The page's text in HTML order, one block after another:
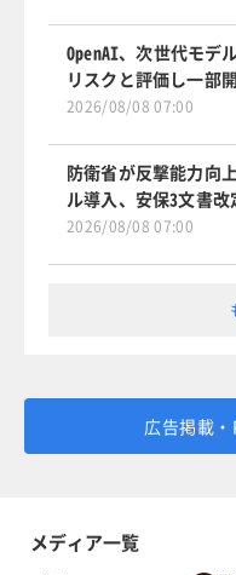
OpenAI、次世代モデ
リスクと評価し一部
2026/08/08 07:00
防衛省が反撃能力向
ル導入、安保3文書改
2026/08/08 07:00
広告掲載
メディア一覧